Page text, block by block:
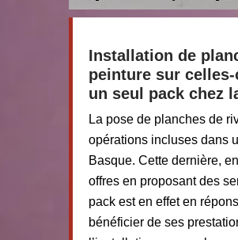
Installation de
peinture sur
un seul pack chez
La pose de planches de
opérations incluses dans
Basque. Cette dernière,
offres en proposant des
pack est en effet en
bénéficier de ses